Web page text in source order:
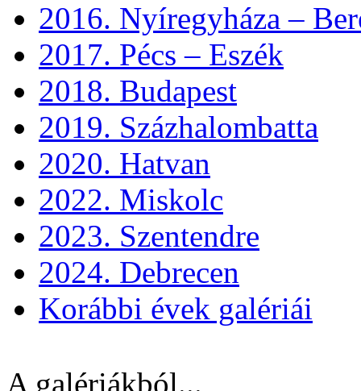
2016. Nyíregyháza –
2017. Pécs – Eszék
2018. Budapest
2019. Százhalombatta
2020. Hatvan
2022. Miskolc
2023. Szentendre
2024. Debrecen
Korábbi évek galériái
A galériákból...